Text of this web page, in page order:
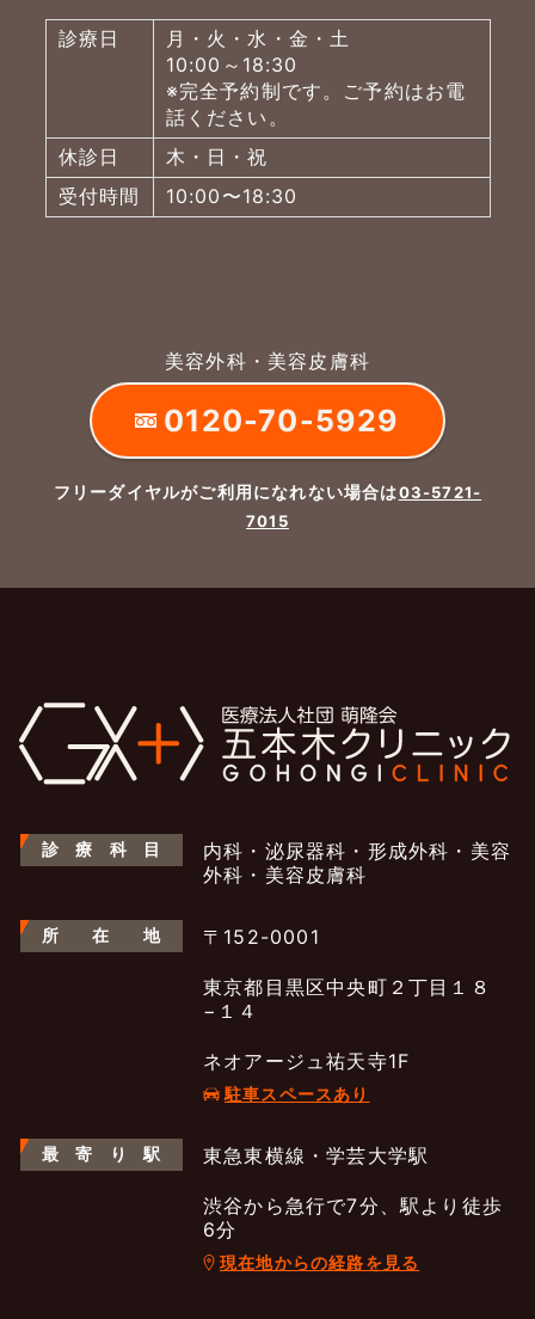
よくあるご質問
診療日
月・火・水・金・土
10:00～18:30
※完全予約制です。ご予約はお電
話ください。
休診日
木・日・祝
受付時間
10:00〜18:30
美容外科・美容皮膚科
0120-70-5929
フリーダイヤルがご利用になれない場合は03-5721-
7015
診 療 科 目
内科・泌尿器科・形成外科・美容
外科・美容皮膚科
所 在 地 〒152-0001
東京都目黒区中央町２丁目１８
−１４
ネオアージュ祐天寺1F
駐車スペースあり
最 寄 り 駅 東急東横線・学芸大学駅
渋谷から急行で7分、駅より徒歩
6分
現在地からの経路を見る